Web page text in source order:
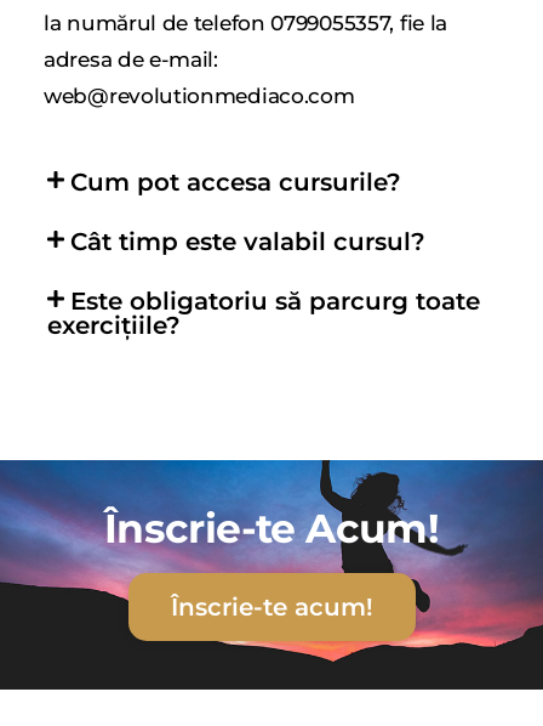
la numărul de telefon 0799055357, fie la
adresa de e-mail:
web@revolutionmediaco.com
Cum pot accesa cursurile?
Cât timp este valabil cursul?
Este obligatoriu să parcurg toate
exercițiile?
Înscrie-te Acum!
Înscrie-te acum!